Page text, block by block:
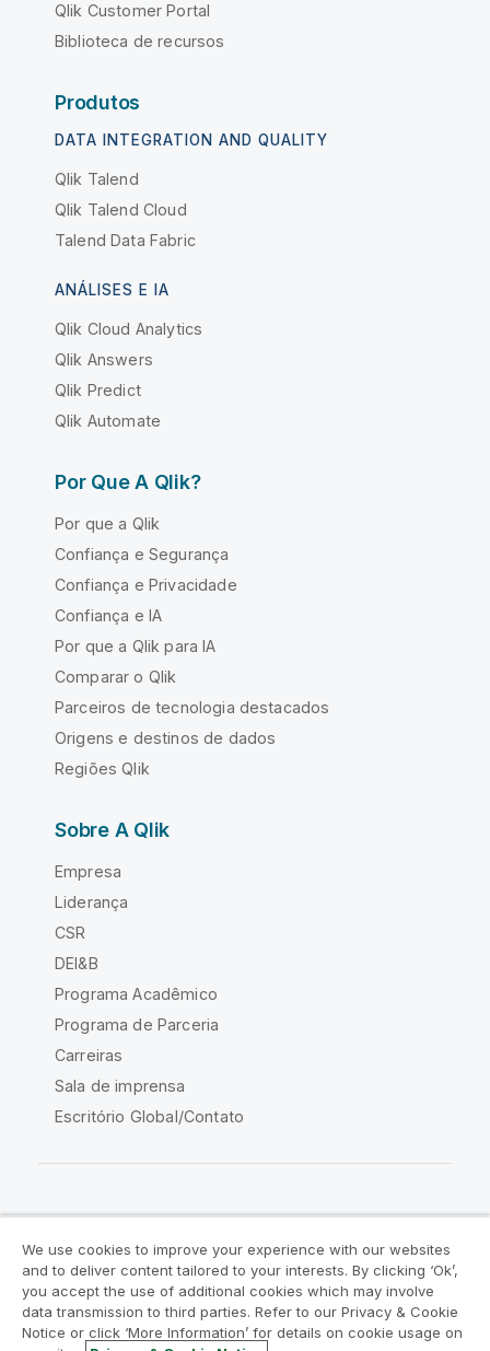
Qlik Customer Portal
Biblioteca de recursos
Produtos
DATA INTEGRATION AND QUALITY
Qlik Talend
Qlik Talend Cloud
Talend Data Fabric
ANÁLISES E IA
Qlik Cloud Analytics
Qlik Answers
Qlik Predict
Qlik Automate
Por Que A Qlik?
Por que a Qlik
Confiança e Segurança
Confiança e Privacidade
Confiança e IA
Por que a Qlik para IA
Comparar o Qlik
Parceiros de tecnologia destacados
Origens e destinos de dados
Regiões Qlik
Sobre A Qlik
Empresa
Liderança
CSR
DEI&B
Programa Acadêmico
Programa de Parceria
Carreiras
Sala de imprensa
Escritório Global/Contato
Acordos legais
Termos do produto
Legal Policies
Políticas Legais
Termos de uso
Marcas comerciais
We use cookies to improve your experience with our websites
and to deliver content tailored to your interests. By clicking ‘Ok’,
you accept the use of additional cookies which may involve
data transmission to third parties. Refer to our Privacy & Cookie
Notice or click ‘More Information’ for details on cookie usage on